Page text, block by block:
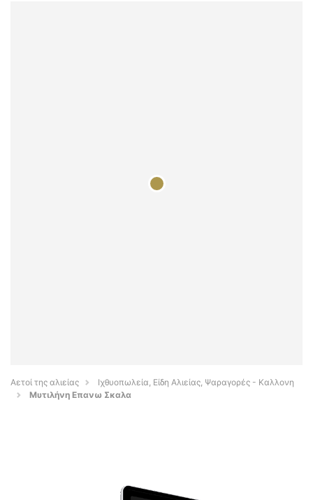
Αετοί της αλιείας
Ιχθυοπωλεία, Είδη Αλιείας, Ψαραγορές - Καλλονη
Μυτιλήνη Επανω Σκαλα